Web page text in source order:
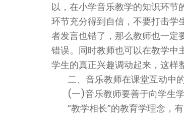
以，在小学音乐教学的知识环节
环节充分得到自信，不要打击学
者发言也错了，那么教师也一定
错误。同时教师也可以在教学中
学生的真正兴趣调动起来，这样
二、音乐教师在课堂互动中
(一)音乐教师要善于向学生
“教学相长”的教育学理念，